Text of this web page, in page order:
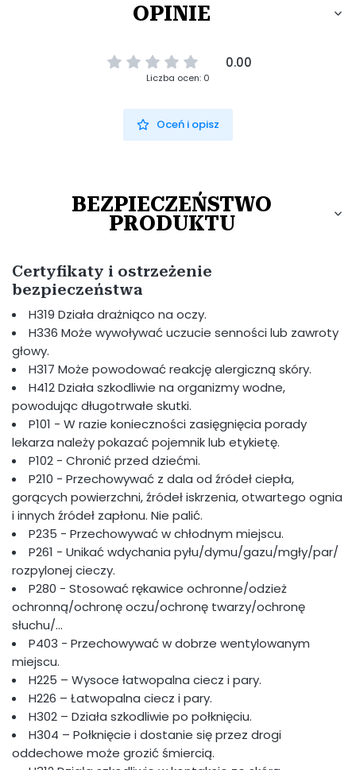
OPINIE
0.00
Liczba ocen: 0
Oceń i opisz
BEZPIECZEŃSTWO
PRODUKTU
Certyfikaty i ostrzeżenie
bezpieczeństwa
H319 Działa drażniąco na oczy.
H336 Może wywoływać uczucie senności lub zawroty
głowy.
H317 Może powodować reakcję alergiczną skóry.
H412 Działa szkodliwie na organizmy wodne,
powodując długotrwałe skutki.
P101 - W razie konieczności zasięgnięcia porady
lekarza należy pokazać pojemnik lub etykietę.
P102 - Chronić przed dziećmi.
P210 - Przechowywać z dala od źródeł ciepła,
gorących powierzchni, źródeł iskrzenia, otwartego ognia
i innych źródeł zapłonu. Nie palić.
P235 - Przechowywać w chłodnym miejscu.
P261 - Unikać wdychania pyłu/dymu/gazu/mgły/par/
rozpylonej cieczy.
P280 - Stosować rękawice ochronne/odzież
ochronną/ochronę oczu/ochronę twarzy/ochronę
słuchu/…
P403 - Przechowywać w dobrze wentylowanym
miejscu.
H225 – Wysoce łatwopalna ciecz i pary.
H226 – Łatwopalna ciecz i pary.
H302 – Działa szkodliwie po połknięciu.
H304 – Połknięcie i dostanie się przez drogi
oddechowe może grozić śmiercią.